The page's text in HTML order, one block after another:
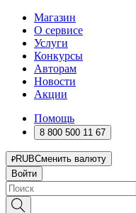
Магазин
О сервисе
Услуги
Конкурсы
Авторам
Новости
Акции
Помощь
8 800 500 11 67
RUBСменить валюту
Войти